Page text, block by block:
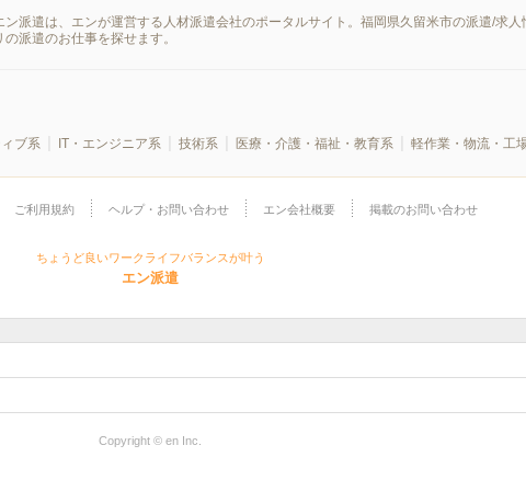
派遣は、エンが運営する人材派遣会社のポータルサイト。福岡県久留米市の派遣/求
派遣のお仕事を探せます。
ブ系 IT・エンジニア系 技術系 医療・介護・福祉・教育系 軽作業・物流・工
ご利用規約 ヘルプ・お問い合わせ エン会社概要 掲載のお問い合わせ
ちょうど良いワークライフバランスが叶う
エン派遣
Copyright © en Inc.